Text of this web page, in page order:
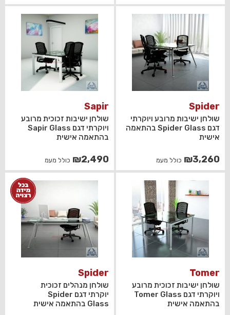
Spider
שולחן ישיבות מרובע ויוקרתי
דגם Spider Glass בהתאמה
אישית
₪3,260 כולל מעמ
Sapir
שולחן ישיבות זכוכית מרובע
ויוקרתי דגם Sapir Glass
בהתאמה אישית
₪2,490 כולל מעמ
Tomer
שולחן ישיבות זכוכית מרובע
ויוקרתי דגם Tomer Glass
בהתאמה אישית
Spider
שולחן מנהלים זכוכית
יוקרתי דגם Spider
Glass בהתאמה אישית